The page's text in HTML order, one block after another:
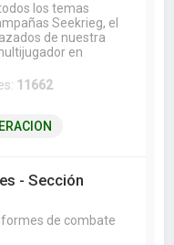
los temas
Seekrieg, el
de nuestra
en
11662
- Sección
de combate